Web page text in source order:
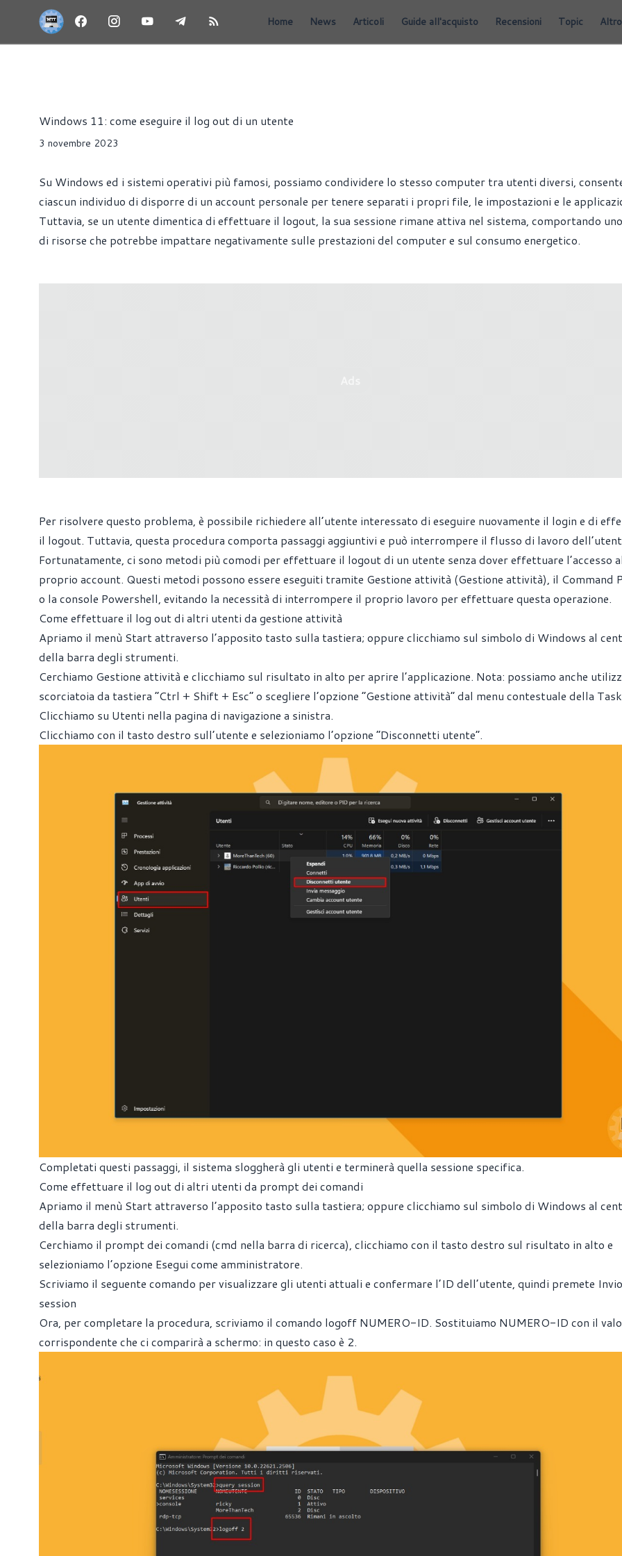
Home News Articoli Guide all'acquisto Recensioni Topic Altro
Windows 11: come eseguire il log out di un utente
3 novembre 2023
Su Windows ed i sistemi operativi più famosi, possiamo condividere lo stesso computer tra utenti diversi,
ciascun individuo di disporre di un account personale per tenere separati i propri file, le impostazioni e le
Tuttavia, se un utente dimentica di effettuare il logout, la sua sessione rimane attiva nel sistema, comportando
di risorse che potrebbe impattare negativamente sulle prestazioni del computer e sul consumo energetico.
Per risolvere questo problema, è possibile richiedere all’utente interessato di eseguire nuovamente il login e di
il logout. Tuttavia, questa procedura comporta passaggi aggiuntivi e può interrompere il flusso di lavoro
Fortunatamente, ci sono metodi più comodi per effettuare il logout di un utente senza dover effettuare l’accesso
proprio account. Questi metodi possono essere eseguiti tramite Gestione attività (Gestione attività), il Command
o la console Powershell, evitando la necessità di interrompere il proprio lavoro per effettuare questa operazione.
Come effettuare il log out di altri utenti da gestione attività
Apriamo il menù Start attraverso l’apposito tasto sulla tastiera; oppure clicchiamo sul simbolo di Windows al
della barra degli strumenti.
Cerchiamo Gestione attività e clicchiamo sul risultato in alto per aprire l’applicazione. Nota: possiamo anche
scorciatoia da tastiera “Ctrl + Shift + Esc” o scegliere l’opzione “Gestione attività” dal menu contestuale della
Clicchiamo su Utenti nella pagina di navigazione a sinistra.
Clicchiamo con il tasto destro sull’utente e selezioniamo l’opzione “Disconnetti utente”.
Completati questi passaggi, il sistema sloggherà gli utenti e terminerà quella sessione specifica.
Come effettuare il log out di altri utenti da prompt dei comandi
Apriamo il menù Start attraverso l’apposito tasto sulla tastiera; oppure clicchiamo sul simbolo di Windows al
della barra degli strumenti.
Cerchiamo il prompt dei comandi (cmd nella barra di ricerca), clicchiamo con il tasto destro sul risultato in alto e
selezioniamo l’opzione Esegui come amministratore.
Scriviamo il seguente comando per visualizzare gli utenti attuali e confermare l’ID dell’utente, quindi premete
session
Ora, per completare la procedura, scriviamo il comando logoff NUMERO-ID. Sostituiamo NUMERO-ID con il
corrispondente che ci comparirà a schermo: in questo caso è 2.